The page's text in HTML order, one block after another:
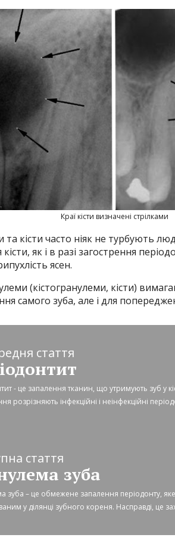
Краї кісти визначені стрілками
та кісти часто ніяк не турбують
як і в разі загострення
ясен.
(кістогранулеми, кісти)
самого зуба, але і для
стаття
- це запалення тканин, що утримують зуб у
розрізняють інфекційні і неінфекційні
стаття
зуба
зуба – це обмежене запалення періодонту,
у ділянці зубного кореня. Насправді, це